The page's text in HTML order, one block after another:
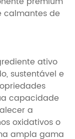
calmantes de
ativo
sustentável e
capacidade
a
oxidativos o
ampla gama